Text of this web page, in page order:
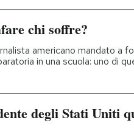
chi soffre?
americano mandato a
in una scuola: uno di
degli Stati Uniti